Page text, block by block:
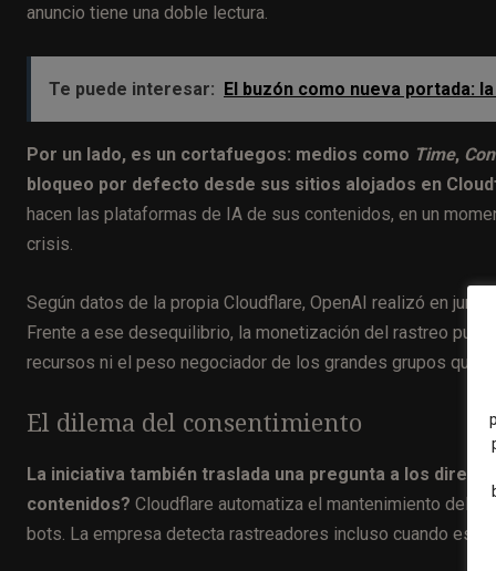
anuncio tiene una doble lectura.
Te puede interesar: El buzón como nueva portada:
Por un lado, es un cortafuegos: medios como Time,
bloqueo por defecto desde sus sitios alojados en
hacen las plataformas de IA de sus contenidos, en un
crisis.
Según datos de la propia Cloudflare, OpenAI realizó en
Frente a ese desequilibrio, la monetización del rastreo
recursos ni el peso negociador de los grandes grupos que
El dilema del consentimiento
La iniciativa también traslada una pregunta a los
contenidos? Cloudflare automatiza el mantenimiento del
bots. La empresa detecta rastreadores incluso cuando